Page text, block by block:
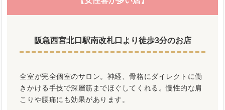
阪急西宮北口駅南改札口より徒歩3分のお店
全室が完全個室のサロン。神経、骨格にダイレクトに働
きかける手技で深層筋までほぐしてくれる。慢性的な肩
こりや腰痛にも効果があります。